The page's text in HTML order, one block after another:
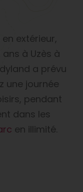
extérieur,
à Uzès à
a prévu
une journée
pendant
dans les
en illimité.